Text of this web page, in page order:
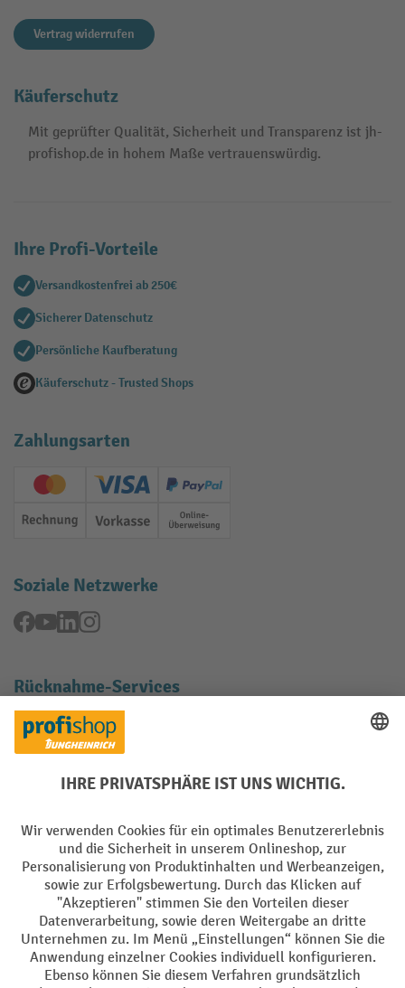
Vertrag widerrufen
Käuferschutz
Mit geprüfter Qualität, Sicherheit und Transparenz ist jh-
profishop.de in hohem Maße vertrauenswürdig.
Ihre Profi-Vorteile
Versandkostenfrei ab 250€
Sicherer Datenschutz
Persönliche Kaufberatung
Käuferschutz - Trusted Shops
Zahlungsarten
Creditcard (Master)Creditcard (Visa)
PayPal
Rechnung Vorkasse Online-Überweisung
Soziale Netzwerke
Facebook
YouTubeLinkedInInstagram
Rücknahme-Services
Elektrogeräte Rückname
Batterie Rückname
Impressum Datenschutz
Barrierefreiheit Grounding Page Privacy Settings
Alle Preise exkl. gesetzl. Mehrwertsteuer zzgl.Versandkostenund ggf.